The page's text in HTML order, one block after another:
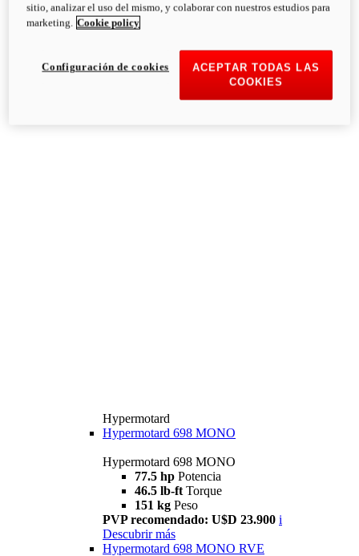
Hypermotard
Hypermotard 698 MONO
Hypermotard 698 MONO
77.5 hp Potencia
46.5 lb-ft Torque
151 kg Peso
PVP recomendado: U$D 23.900 i
Descubrir más
Hypermotard 698 MONO RVE
sitio, analizar el uso del mismo, y colaborar con nuestros estudios para
marketing. Cookie policy
ACEPTAR TODAS LAS
COOKIES
Configuración de cookies